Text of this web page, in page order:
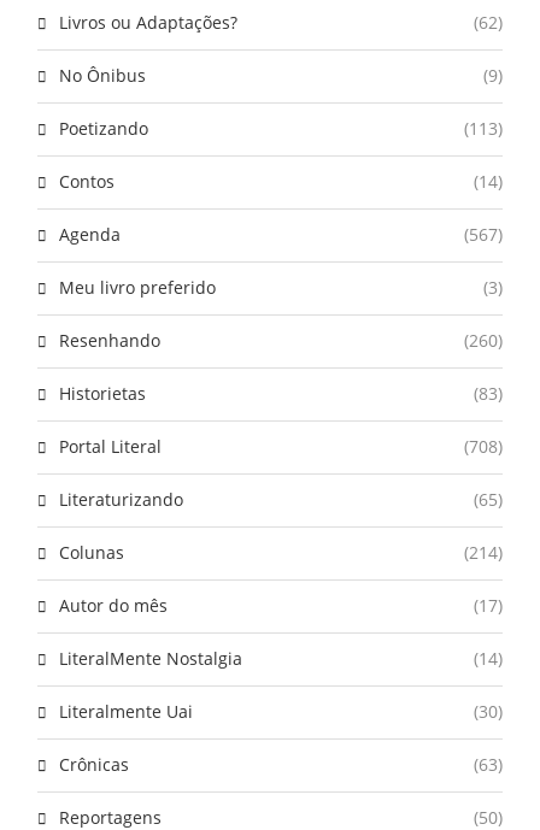
Livros ou Adaptações? (62)
No Ônibus (9)
Poetizando (113)
Contos (14)
Agenda (567)
Meu livro preferido (3)
Resenhando (260)
Historietas (83)
Portal Literal (708)
Literaturizando (65)
Colunas (214)
Autor do mês (17)
LiteralMente Nostalgia (14)
Literalmente Uai (30)
Crônicas (63)
Reportagens (50)